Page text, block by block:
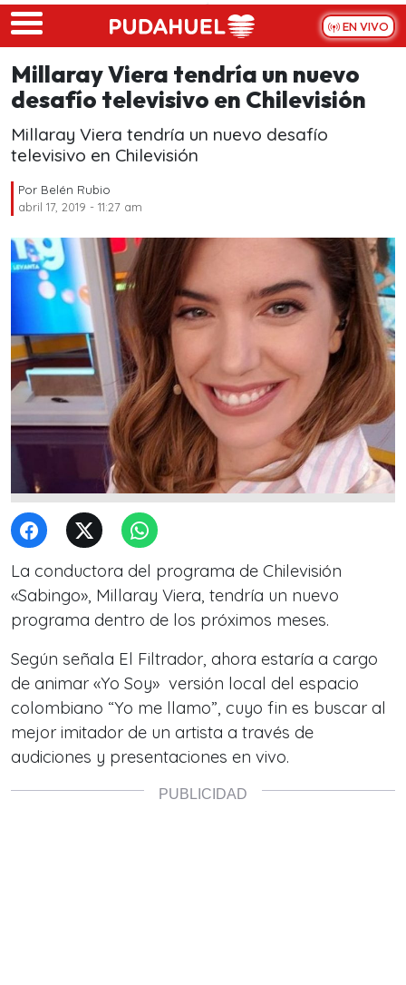
Skip to main content
EN VIVO
Millaray Viera tendría un nuevo
desafío televisivo en Chilevisión
Millaray Viera tendría un nuevo desafío
televisivo en Chilevisión
Por Belén Rubio
abril 17, 2019 - 11:27 am
La conductora del programa de Chilevisión
«Sabingo», Millaray Viera, tendría un nuevo
programa dentro de los próximos meses.
Según señala El Filtrador, ahora estaría a cargo
de animar «Yo Soy» versión local del espacio
colombiano “Yo me llamo”, cuyo fin es buscar al
mejor imitador de un artista a través de
audiciones y presentaciones en vivo.